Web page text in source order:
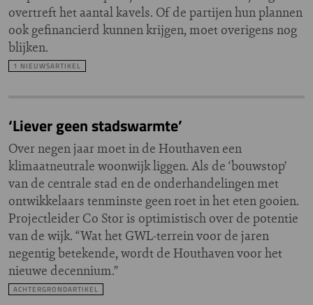
overtreft het aantal kavels. Of de partijen hun plannen
ook gefinancierd kunnen krijgen, moet overigens nog
blijken.
1 NIEUWSARTIKEL
‘Liever geen stadswarmte’
Over negen jaar moet in de Houthaven een
klimaatneutrale woonwijk liggen. Als de ‘bouwstop’
van de centrale stad en de onderhandelingen met
ontwikkelaars tenminste geen roet in het eten gooien.
Projectleider Co Stor is optimistisch over de potentie
van de wijk. “Wat het GWL-terrein voor de jaren
negentig betekende, wordt de Houthaven voor het
nieuwe decennium.”
ACHTERGRONDARTIKEL